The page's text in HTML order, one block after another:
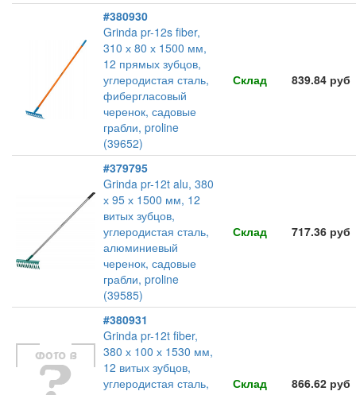
#380930
Grinda pr-12s fiber,
310 х 80 х 1500 мм,
12 прямых зубцов,
углеродистая сталь,
фибергласовый
черенок, садовые
грабли, proline
(39652)
Склад 839.84 руб
#379795
Grinda pr-12t alu, 380
х 95 х 1500 мм, 12
витых зубцов,
углеродистая сталь,
алюминиевый
черенок, садовые
грабли, proline
(39585)
Склад 717.36 руб
#380931
Grinda pr-12t fiber,
380 х 100 х 1530 мм,
12 витых зубцов,
углеродистая сталь,
Склад 866.62 руб